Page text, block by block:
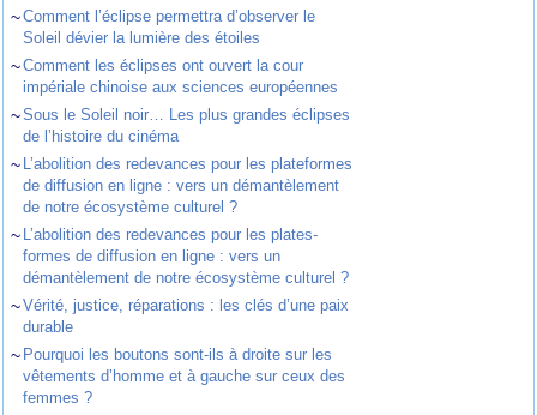
~Comment l’éclipse permettra d’observer le
Soleil dévier la lumière des étoiles
~Comment les éclipses ont ouvert la cour
impériale chinoise aux sciences européennes
~Sous le Soleil noir… Les plus grandes éclipses
de l’histoire du cinéma
~ L’abolition des redevances pour les plateformes
de diffusion en ligne : vers un démantèlement
de notre écosystème culturel ?
~ L’abolition des redevances pour les plates-
formes de diffusion en ligne : vers un
démantèlement de notre écosystème culturel ?
~Vérité, justice, réparations : les clés d’une paix
durable
~ Pourquoi les boutons sont-ils à droite sur les
vêtements d’homme et à gauche sur ceux des
femmes ?